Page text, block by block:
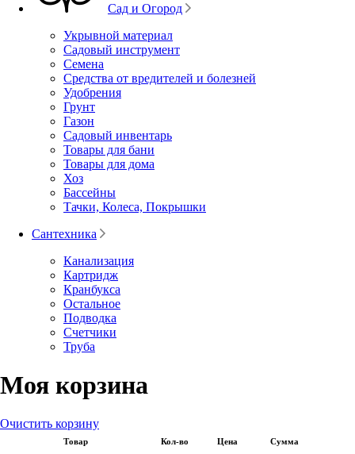
Сад и Огород
Укрывной материал
Садовый инструмент
Семена
Средства от вредителей и болезней
Удобрения
Грунт
Газон
Садовый инвентарь
Товары для бани
Товары для дома
Хоз
Бассейны
Тачки, Колеса, Покрышки
Сантехника
Канализация
Картридж
Кранбукса
Остальное
Подводка
Счетчики
Труба
Моя корзина
Очистить корзину
Товар Кол-во Цена Сумма